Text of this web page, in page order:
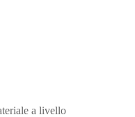
a livello